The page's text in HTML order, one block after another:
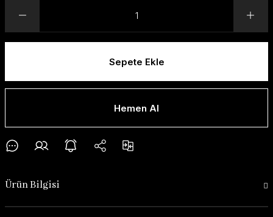
Sepete Ekle
Hemen Al
Ürün Bilgisi